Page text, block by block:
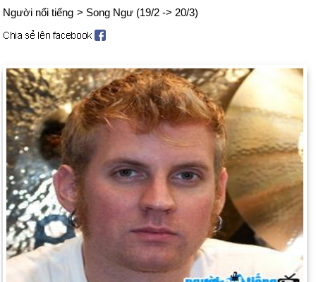
Người nổi tiếng > Song Ngư (19/2 -> 20/3)